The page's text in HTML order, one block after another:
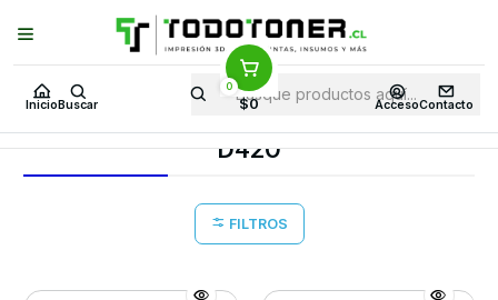
Inicio Buscar
0
$0 AccesoContacto
Puedes Elegir: Comprar enTienda· Despachoa Todo Chile · Retiro en
Tienda en24 Horas
Inicio Toner y tambor Toner Alternativo CANON
Equipos CANON
D420
FILTROS